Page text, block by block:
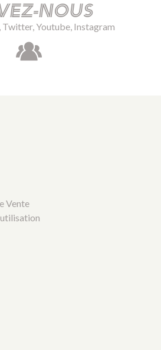
nous
Twitter, Youtube, Instagram
Vente